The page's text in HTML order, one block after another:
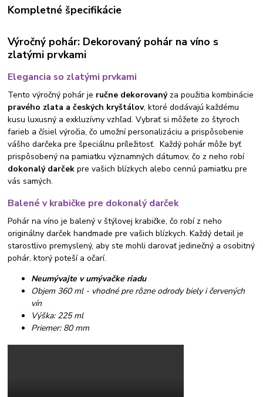
Kompletné špecifikácie
Výročný pohár: Dekorovaný pohár na víno s
zlatými prvkami
Elegancia so zlatými prvkami
Tento výročný pohár je ručne dekorovaný za použitia kombinácie
pravého zlata a českých kryštálov, ktoré dodávajú každému
kusu luxusný a exkluzívny vzhľad. Vybrať si môžete zo štyroch
farieb a čísiel výročia, čo umožní personalizáciu a prispôsobenie
vášho darčeka pre špeciálnu príležitosť. Každý pohár môže byť
prispôsobený na pamiatku významných dátumov, čo z neho robí
dokonalý darčekpre vašich blízkych alebo cennú pamiatku pre
vás samých.
Balené v krabičke pre dokonalý darček
Pohár na víno je balený v štýlovej krabičke, čo robí z neho
originálny darček handmade pre vašich blízkych. Každý detail je
starostlivo premyslený, aby ste mohli darovať jedinečný a osobitný
pohár, ktorý poteší a očarí.
Neumývajte v umývačke riadu
Objem 360 ml - vhodné pre rôzne odrody biely i červených
vín
Výška: 225 ml
Priemer: 80 mm